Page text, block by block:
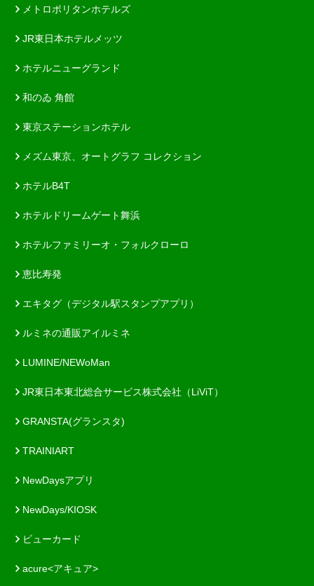
メトロポリタンホテルズ
JR東日本ホテルメッツ
ホテルニューグランド
和のゐ 角館
東京ステーションホテル
メズム東京、オートグラフ コレクション
ホテルB4T
ホテルドリームゲート舞浜
ホテルファミリーオ・フォルクローロ
恵比寿発
エキタグ（デジタル駅スタンプアプリ）
ルミネの通販アイルミネ
LUMINE/NEWoMan
JR東日本東北総合サービス株式会社（LiViT）
GRANSTA(グランスタ)
TRAINIART
NewDaysアプリ
NewDays/KIOSK
ビューカード
acure<アキュア>